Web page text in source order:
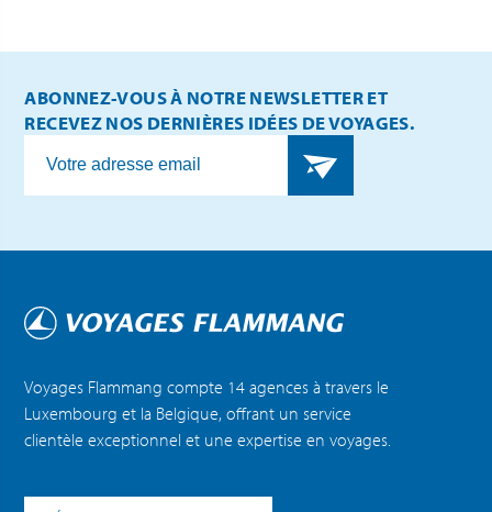
ABONNEZ-VOUS À NOTRE NEWSLETTER ET
RECEVEZ NOS DERNIÈRES IDÉES DE VOYAGES.
Voyages Flammang compte 14 agences à travers le
Luxembourg et la Belgique, offrant un service
clientèle exceptionnel et une expertise en voyages.